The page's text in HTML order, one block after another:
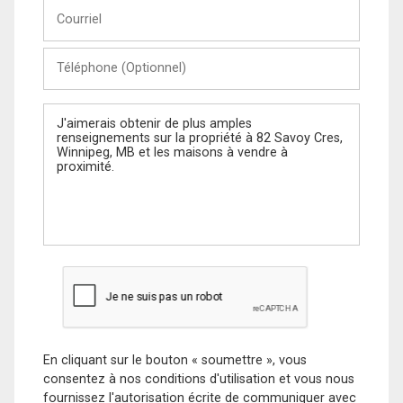
(Optionnel)
Message
En cliquant sur le bouton « soumettre », vous
consentez à nos conditions d'utilisation et vous nous
fournissez l'autorisation écrite de communiquer avec